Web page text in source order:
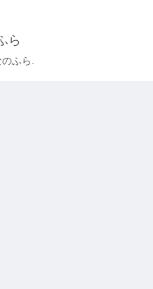
ら
ふら.